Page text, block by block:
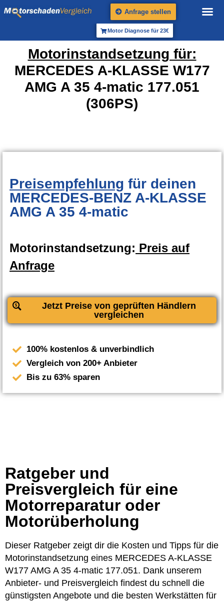
Anfrage stellen
Motor Diagnose für 23€
Motorinstandsetzung für:
MERCEDES A-KLASSE W177
AMG A 35 4-matic 177.051
(306PS)
Preisempfehlung für deinen
MERCEDES-BENZ A-KLASSE
AMG A 35 4-matic
Motorinstandsetzung: Preis auf
Anfrage
Jetzt Preise von geprüften Händlern
vergleichen
100% kostenlos & unverbindlich
Vergleich von 200+ Anbieter
Bis zu 63% sparen
Ratgeber und
Preisvergleich für eine
Motorreparatur oder
Motorüberholung
Dieser Ratgeber zeigt dir die Kosten und Tipps für die
Motorinstandsetzung eines MERCEDES A-KLASSE
W177 AMG A 35 4-matic 177.051. Dank unserem
Anbieter- und Preisvergleich findest du schnell die
günstigsten Angebote und die besten Werkstätten für